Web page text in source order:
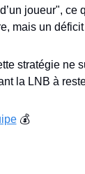
joueur", ce
mais un
stratégie ne
la LNB à
💰